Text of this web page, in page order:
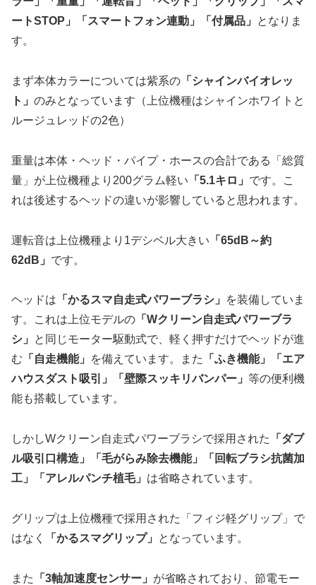
ートSTOP」「スマートフォン連動」「付属品」
となりま
す。
まず本体カラーについては紫系の 「シャインバイオレッ
ト」 のみとなっています（上位機種はシャインホワイトと
ルージュレッドの2色）
重量は本体・ヘッド・パイプ・ホースの合計である「総質
量」が上位機種より200グラム軽い 「5.1キロ」 です。こ
れは後述するヘッドの違いが影響していると思われます。
運転音は上位機種より1デシベル大きい 「65dB～約
62dB」 です。
ヘッドは 「かるスマ自走式パワーブラシ」
を装備していま
す。これは上位モデルの 「Wクリーン自走式パワーブラ
シ」
と同じモーター駆動式で、軽く押すだけでヘッドが進
む 「自走機能」 を備えています。また
「ふき機能」「エア
ハウスダスト吸引」「壁際スッキリバンパー」 等の便利機
能も搭載しています。
しかしWクリーン自走式パワーブラシで採用された
「ダブ
ル吸引口構造」「毛がらみ除去機能」「回転ブラシ抗菌加
工」「アレルパンチ植毛」 は省略されています。
グリップは上位機種で採用された「フィジ軽グリップ」で
はなく
「かるスマグリップ」 となっています。
また 「3軸加速度センサー」 が省略されており、節電モー